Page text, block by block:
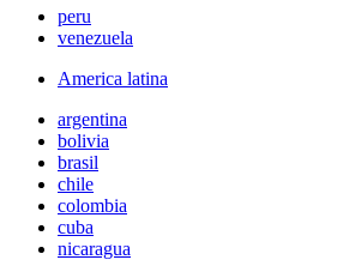
peru
venezuela
America latina
argentina
bolivia
brasil
chile
colombia
cuba
nicaragua